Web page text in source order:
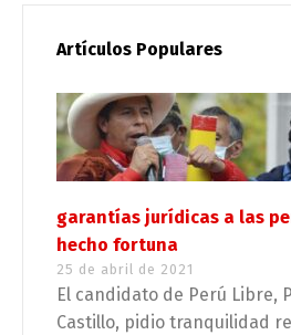
Artículos Populares
garantías jurídicas a las
hecho fortuna
25 de abril de 2021
El candidato de Perú Libre,
Castillo, pidio tranquilidad